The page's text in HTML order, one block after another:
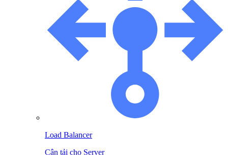
Load Balancer
Cân tải cho Server